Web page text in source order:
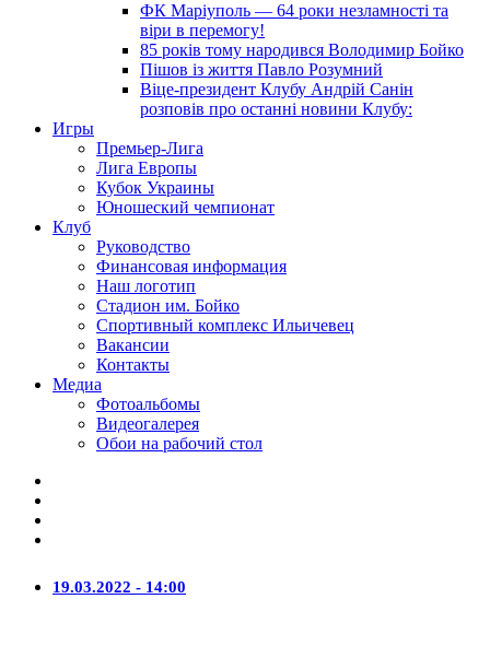
ФК Маріуполь — 64 роки незламності та
віри в перемогу!
85 років тому народився Володимир Бойко
Пішов із життя Павло Розумний
Віце-президент Клубу Андрій Санін
розповів про останні новини Клубу:
Игры
Премьер-Лига
Лига Европы
Кубок Украины
Юношеский чемпионат
Клуб
Руководство
Финансовая информация
Наш логотип
Стадион им. Бойко
Спортивный комплекс Ильичевец
Вакансии
Контакты
Медиа
Фотоальбомы
Видеогалерея
Обои на рабочий стол
19.03.2022 - 14:00